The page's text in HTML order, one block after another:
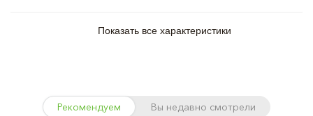
Показать все характеристики
Рекомендуем Вы недавно смотрели